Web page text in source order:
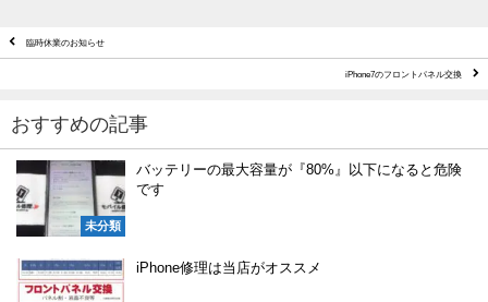
臨時休業のお知らせ
iPhone7のフロントパネル交換
おすすめの記事
未分類
バッテリーの最大容量が『80%』以下になると危険
です
iPhone修理は当店がオススメ